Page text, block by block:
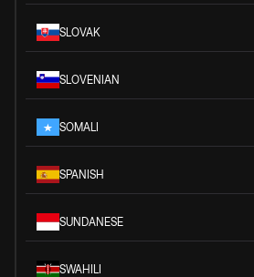
SLOVAK
SLOVENIAN
SOMALI
SPANISH
SUNDANESE
SWAHILI